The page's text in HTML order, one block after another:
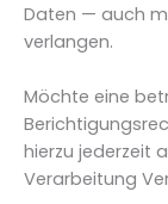
Daten — auch
verlangen.
Möchte eine
hierzu jederzeit
Verarbeitung